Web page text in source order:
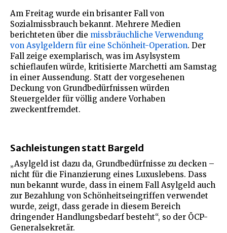
Am Freitag wurde ein brisanter Fall von
Sozialmissbrauch bekannt. Mehrere Medien
berichteten über die missbräuchliche Verwendung
von Asylgeldern für eine Schönheit-Operation. Der
Fall zeige exemplarisch, was im Asylsystem
schieflaufen würde, kritisierte Marchetti am Samstag
in einer Aussendung. Statt der vorgesehenen
Deckung von Grundbedürfnissen würden
Steuergelder für völlig andere Vorhaben
zweckentfremdet.
Sachleistungen statt Bargeld
„Asylgeld ist dazu da, Grundbedürfnisse zu decken –
nicht für die Finanzierung eines Luxuslebens. Dass
nun bekannt wurde, dass in einem Fall Asylgeld auch
zur Bezahlung von Schönheitseingriffen verwendet
wurde, zeigt, dass gerade in diesem Bereich
dringender Handlungsbedarf besteht“, so der ÖCP-
Generalsekretär.